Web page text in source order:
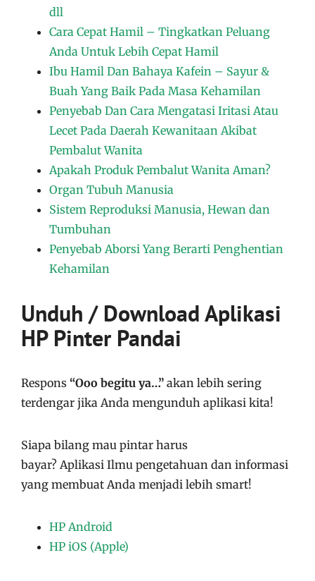
dll
Cara Cepat Hamil – Tingkatkan Peluang
Anda Untuk Lebih Cepat Hamil
Ibu Hamil Dan Bahaya Kafein – Sayur &
Buah Yang Baik Pada Masa Kehamilan
Penyebab Dan Cara Mengatasi Iritasi Atau
Lecet Pada Daerah Kewanitaan Akibat
Pembalut Wanita
Apakah Produk Pembalut Wanita Aman?
Organ Tubuh Manusia
Sistem Reproduksi Manusia, Hewan dan
Tumbuhan
Penyebab Aborsi Yang Berarti Penghentian
Kehamilan
Unduh / Download Aplikasi
HP Pinter Pandai
Respons “Ooo begitu ya…” akan lebih sering
terdengar jika Anda mengunduh aplikasi kita!
Siapa bilang mau pintar harus
bayar? Aplikasi Ilmu pengetahuan dan informasi
yang membuat Anda menjadi lebih smart!
HP Android
HP iOS (Apple)